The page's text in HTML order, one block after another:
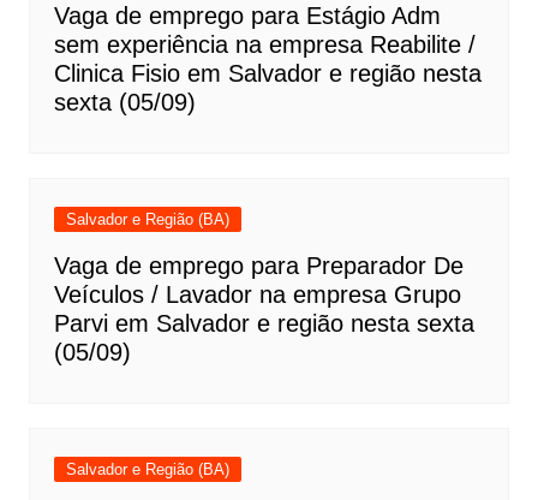
Vaga de emprego para Estágio Adm
sem experiência na empresa Reabilite /
Clinica Fisio em Salvador e região nesta
sexta (05/09)
Salvador e Região (BA)
Vaga de emprego para Preparador De
Veículos / Lavador na empresa Grupo
Parvi em Salvador e região nesta sexta
(05/09)
Salvador e Região (BA)